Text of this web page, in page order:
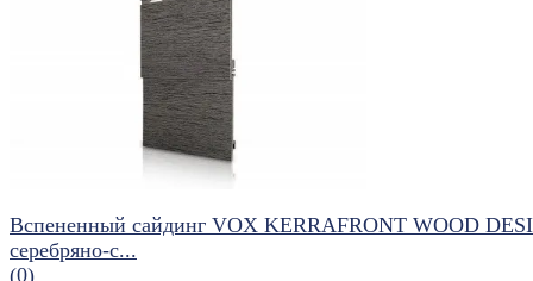
сравнить
Вспененный сайдинг VOX KERRAFRONT WOOD
серебряно-с...
(0)